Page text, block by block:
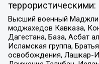
террористическими:
Высший военный
моджахедов Кавказа,
Дагестана, База, Асбат
Исламская группа,
освобождения, Лашкар-